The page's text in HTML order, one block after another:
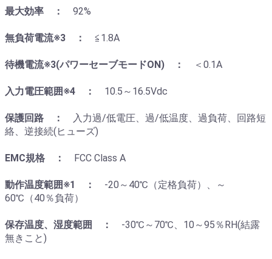
最大効率 ： 92%
無負荷電流※3 ： ≦1.8A
待機電流※3(パワーセーブモードON) ： ＜0.1A
入力電圧範囲※4 ： 10.5～16.5Vdc
保護回路 ：
入力過/低電圧、過/低温度、過負荷、回路短
絡、逆接続(ヒューズ)
EMC規格 ： FCC Class A
動作温度範囲※1 ： -20～40℃（定格負荷）、～
60℃（40％負荷）
保存温度、湿度範囲 ： -30℃～70℃、10～95％RH(結露
無きこと)